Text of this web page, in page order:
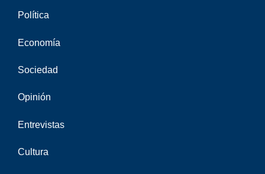
Política
Economía
Sociedad
Opinión
Entrevistas
Cultura